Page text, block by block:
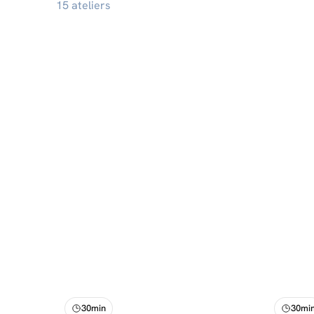
15 ateliers
30min